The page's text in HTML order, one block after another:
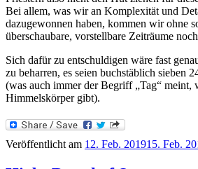
Bei allem, was wir an Komplexität und
dazugewonnen haben, kommen wir ohne
überschaubare, vorstellbare Zeiträume
Sich dafür zu entschuldigen wäre fast
zu beharren, es seien buchstäblich sieben
(was auch immer der Begriff „Tag“ meint,
Himmelskörper gibt).
Veröffentlicht am 12. Feb. 201915. Feb.